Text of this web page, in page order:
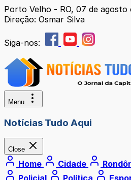
Porto Velho - RO, 07 de agosto
Direção: Osmar Silva
Siga-nos:
Menu
Notícias Tudo Aqui
Close
Home Cidade